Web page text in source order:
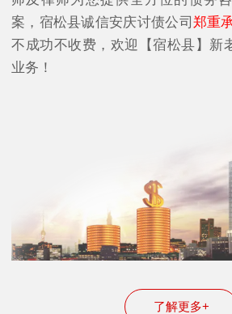
案，宿松县诚信安庆讨债公司 郑重
不成功不收费，欢迎【宿松县】新
业务！
了解更多+